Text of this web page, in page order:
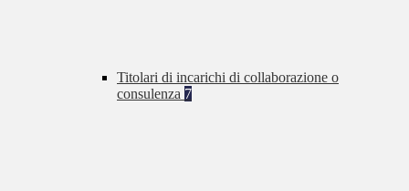
Titolari di incarichi di collaborazione o
consulenza 7